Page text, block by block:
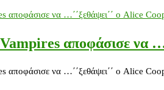
αποφάσισε να
να …΄΄ξεθάψει΄΄ ο Alice